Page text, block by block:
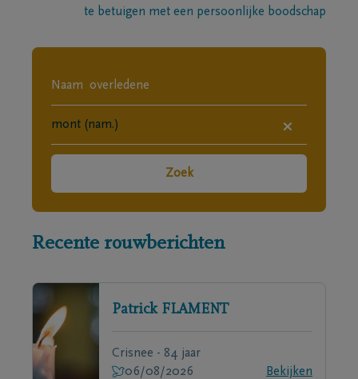
te betuigen met een persoonlijke boodschap
×
Zoek
Recente rouwberichten
Patrick FLAMENT
Crisnee - 84 jaar
06/08/2026
Bekijken